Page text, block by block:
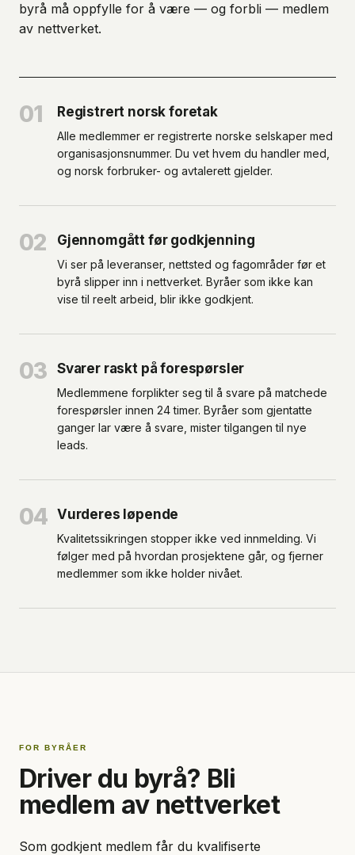
byrå må oppfylle for å være — og forbli — medlem
av nettverket.
01 Registrert norsk foretak
Alle medlemmer er registrerte norske selskaper med
organisasjonsnummer. Du vet hvem du handler med,
og norsk forbruker- og avtalerett gjelder.
02 Gjennomgått før godkjenning
Vi ser på leveranser, nettsted og fagområder før et
byrå slipper inn i nettverket. Byråer som ikke kan
vise til reelt arbeid, blir ikke godkjent.
03 Svarer raskt på forespørsler
Medlemmene forplikter seg til å svare på matchede
forespørsler innen 24 timer. Byråer som gjentatte
ganger lar være å svare, mister tilgangen til nye
leads.
04 Vurderes løpende
Kvalitetssikringen stopper ikke ved innmelding. Vi
følger med på hvordan prosjektene går, og fjerner
medlemmer som ikke holder nivået.
FOR BYRÅER
Driver du byrå? Bli
medlem av nettverket
Som godkjent medlem får du kvalifiserte